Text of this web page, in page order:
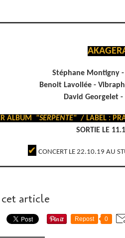
Stéphane Montigny
Benoit Lavollée -
David Georgelet
ALBUM "SERPENTE" / LABEL :
SORTIE LE
✔ CONCERT LE 22.10.19 AU
article
Repost 0